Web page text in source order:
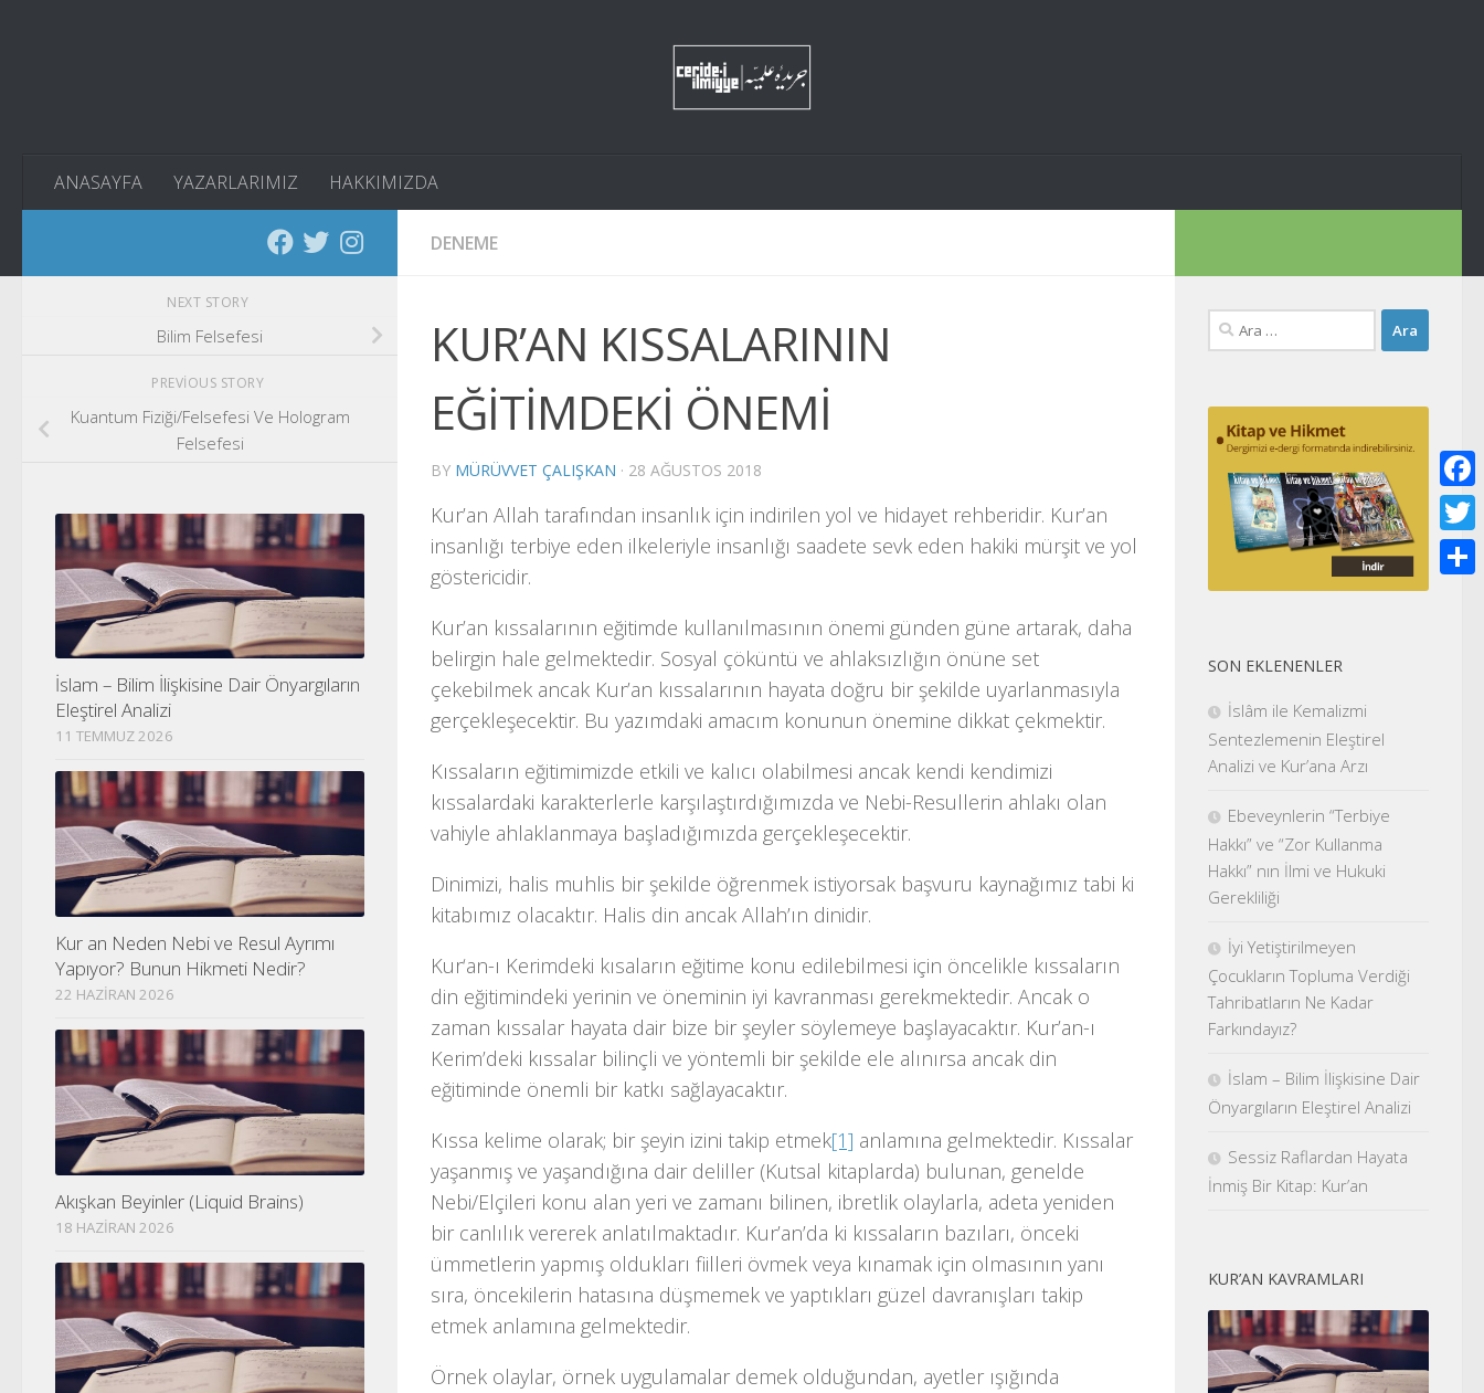
ANASAYFA YAZARLARIMIZ HAKKIMIZDA
DENEME
KUR’AN KISSALARININ
EĞİTİMDEKİ ÖNEMİ
BY MÜRÜVVET ÇALIŞKAN · 28 AĞUSTOS 2018
Kur’an Allah tarafından insanlık için indirilen yol ve hidayet rehberidir. Kur’an
insanlığı terbiye eden ilkeleriyle insanlığı saadete sevk eden hakiki mürşit ve yol
göstericidir.
Kur’an kıssalarının eğitimde kullanılmasının önemi günden güne artarak, daha
belirgin hale gelmektedir. Sosyal çöküntü ve ahlaksızlığın önüne set
çekebilmek ancak Kur’an kıssalarının hayata doğru bir şekilde uyarlanmasıyla
gerçekleşecektir. Bu yazımdaki amacım konunun önemine dikkat çekmektir.
Kıssaların eğitimimizde etkili ve kalıcı olabilmesi ancak kendi kendimizi
kıssalardaki karakterlerle karşılaştırdığımızda ve Nebi-Resullerin ahlakı olan
vahiyle ahlaklanmaya başladığımızda gerçekleşecektir.
Dinimizi, halis muhlis bir şekilde öğrenmek istiyorsak başvuru kaynağımız tabi ki
kitabımız olacaktır. Halis din ancak Allah’ın dinidir.
Kur‘an-ı Kerimdeki kısaların eğitime konu edilebilmesi için öncelikle kıssaların
din eğitimindeki yerinin ve öneminin iyi kavranması gerekmektedir. Ancak o
zaman kıssalar hayata dair bize bir şeyler söylemeye başlayacaktır. Kur’an-ı
Kerim’deki kıssalar bilinçli ve yöntemli bir şekilde ele alınırsa ancak din
eğitiminde önemli bir katkı sağlayacaktır.
Kıssa kelime olarak; bir şeyin izini takip etmek[1] anlamına gelmektedir. Kıssalar
yaşanmış ve yaşandığına dair deliller (Kutsal kitaplarda) bulunan, genelde
Nebi/Elçileri konu alan yeri ve zamanı bilinen, ibretlik olaylarla, adeta yeniden
bir canlılık vererek anlatılmaktadır. Kur’an’da ki kıssaların bazıları, önceki
ümmetlerin yapmış oldukları fiilleri övmek veya kınamak için olmasının yanı
sıra, öncekilerin hatasına düşmemek ve yaptıkları güzel davranışları takip
etmek anlamına gelmektedir.
Örnek olaylar, örnek uygulamalar demek olduğundan, ayetler ışığında
NEXT STORY
Bilim Felsefesi
PREVIOUS STORY
Kuantum Fiziği/Felsefesi Ve Hologram
Felsefesi
İslam – Bilim İlişkisine Dair Önyargıların
Eleştirel Analizi
11 TEMMUZ 2026
Kur an Neden Nebi ve Resul Ayrımı
Yapıyor? Bunun Hikmeti Nedir?
22 HAZIRAN 2026
Akışkan Beyinler (Liquid Brains)
18 HAZIRAN 2026
Arama:
SON EKLENENLER
İslâm ile Kemalizmi
Sentezlemenin Eleştirel
Analizi ve Kur’ana Arzı
Ebeveynlerin “Terbiye
Hakkı” ve “Zor Kullanma
Hakkı” nın İlmi ve Hukuki
Gerekliliği
İyi Yetiştirilmeyen
Çocukların Topluma Verdiği
Tahribatların Ne Kadar
Farkındayız?
İslam – Bilim İlişkisine Dair
Önyargıların Eleştirel Analizi
Sessiz Raflardan Hayata
İnmiş Bir Kitap: Kur’an
KUR’AN KAVRAMLARI